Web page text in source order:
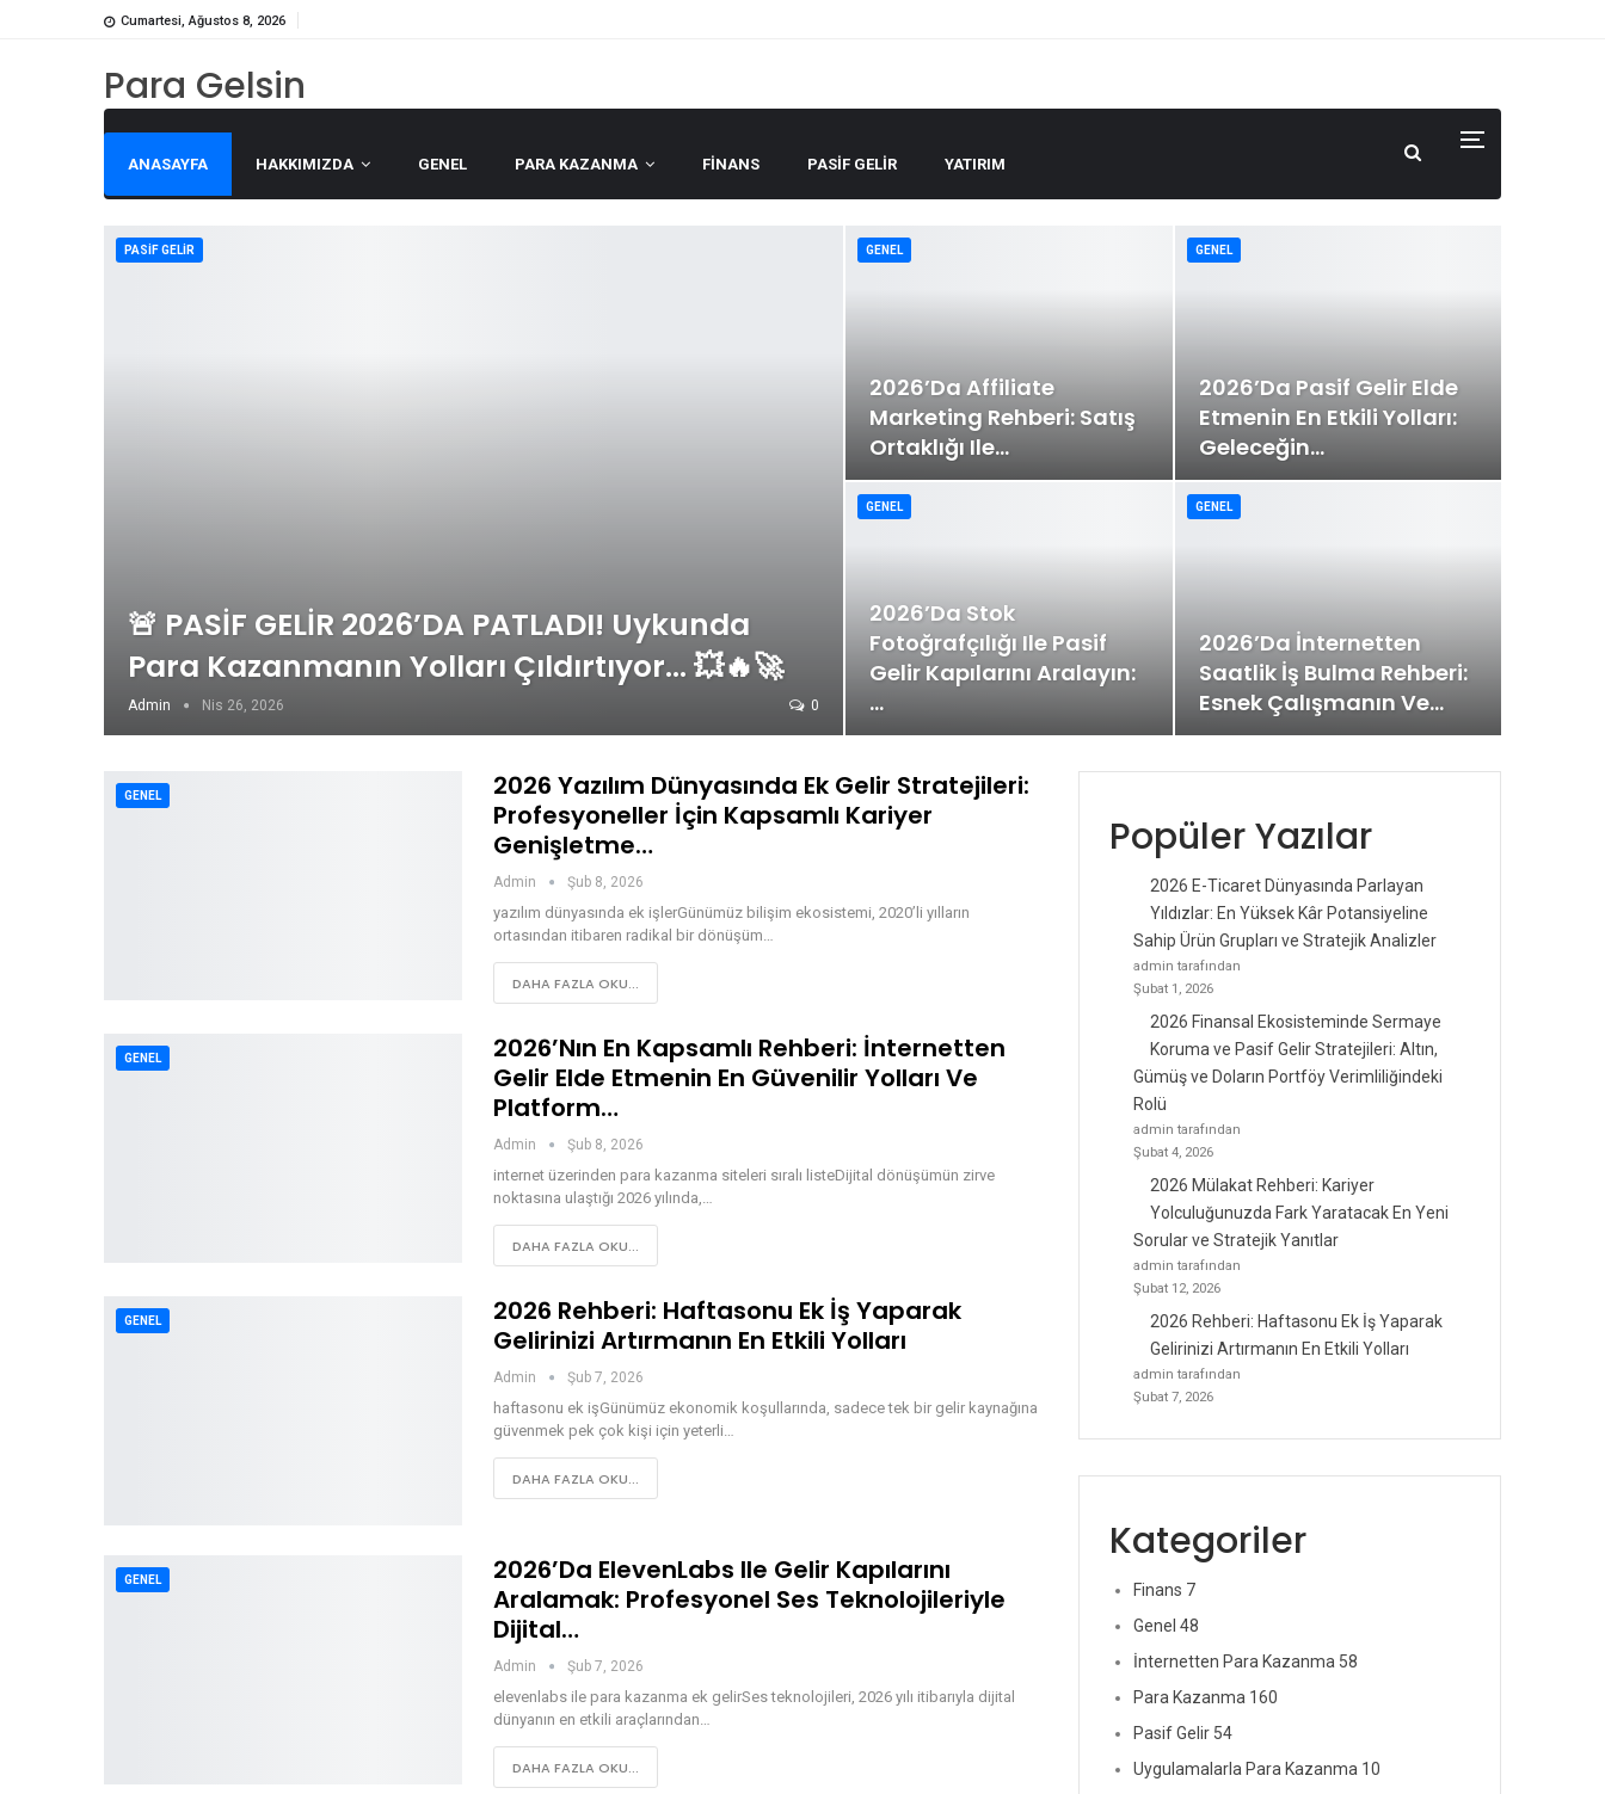
Cumartesi, Ağustos 8, 2026
Para Gelsin
ANASAYFA HAKKIMIZDA GENEL PARA KAZANMA FINANS PASIF GELIR YATIRIM
PASIF GELIR
🚨 PASİF GELİR 2026’DA PATLADI! Uykunda
Para Kazanmanın Yolları Çıldırtıyor… 💥🔥🚀
Admin Nis 26, 2026 0
GENEL
2026’da Affiliate
Marketing Rehberi: Satış
Ortaklığı Ile…
GENEL
2026’da Pasif Gelir Elde
Etmenin En Etkili Yolları:
Geleceğin…
GENEL
2026’da Stok
Fotoğrafçılığı Ile Pasif
Gelir Kapılarını Aralayın:
…
GENEL
2026’da İnternetten
Saatlik İş Bulma Rehberi:
Esnek Çalışmanın Ve…
GENEL
2026 Yazılım Dünyasında Ek Gelir Stratejileri:
Profesyoneller İçin Kapsamlı Kariyer
Genişletme…
Admin Şub 8, 2026
yazılım dünyasında ek işlerGünümüz bilişim ekosistemi, 2020’li yılların
ortasından itibaren radikal bir dönüşüm…
DAHA FAZLA OKU...
GENEL
2026’nın En Kapsamlı Rehberi: İnternetten
Gelir Elde Etmenin En Güvenilir Yolları Ve
Platform…
Admin Şub 8, 2026
internet üzerinden para kazanma siteleri sıralı listeDijital dönüşümün zirve
noktasına ulaştığı 2026 yılında,…
DAHA FAZLA OKU...
GENEL
2026 Rehberi: Haftasonu Ek İş Yaparak
Gelirinizi Artırmanın En Etkili Yolları
Admin Şub 7, 2026
haftasonu ek işGünümüz ekonomik koşullarında, sadece tek bir gelir kaynağına
güvenmek pek çok kişi için yeterli…
DAHA FAZLA OKU...
GENEL
2026’da ElevenLabs Ile Gelir Kapılarını
Aralamak: Profesyonel Ses Teknolojileriyle
Dijital…
Admin Şub 7, 2026
elevenlabs ile para kazanma ek gelirSes teknolojileri, 2026 yılı itibarıyla dijital
dünyanın en etkili araçlarından…
DAHA FAZLA OKU...
Popüler Yazılar
2026 E-Ticaret Dünyasında Parlayan
Yıldızlar: En Yüksek Kâr Potansiyeline
Sahip Ürün Grupları ve Stratejik Analizler
admin tarafından
Şubat 1, 2026
2026 Finansal Ekosisteminde Sermaye
Koruma ve Pasif Gelir Stratejileri: Altın,
Gümüş ve Doların Portföy Verimliliğindeki
Rolü
admin tarafından
Şubat 4, 2026
2026 Mülakat Rehberi: Kariyer
Yolculuğunuzda Fark Yaratacak En Yeni
Sorular ve Stratejik Yanıtlar
admin tarafından
Şubat 12, 2026
2026 Rehberi: Haftasonu Ek İş Yaparak
Gelirinizi Artırmanın En Etkili Yolları
admin tarafından
Şubat 7, 2026
Kategoriler
Finans 7
Genel 48
İnternetten Para Kazanma 58
Para Kazanma 160
Pasif Gelir 54
Uygulamalarla Para Kazanma 10